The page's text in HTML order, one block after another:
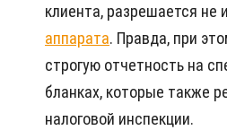
клиента, разрешается не
аппарата. Правда, при
строгую отчетность на
бланках, которые также
налоговой инспекции.